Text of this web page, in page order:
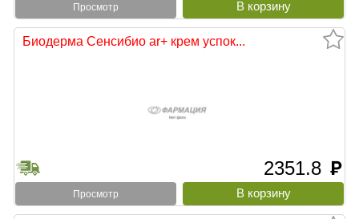
Просмотр
Биодерма Сенсибио ar+ крем успок...
2351.8 руб
Просмотр